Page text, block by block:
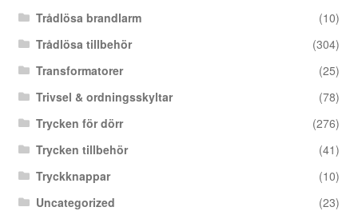
Trådlösa brandlarm
(10)
Trådlösa tillbehör
(304)
Transformatorer
(25)
Trivsel & ordningsskyltar
(78)
Trycken för dörr
(276)
Trycken tillbehör
(41)
Tryckknappar
(10)
Uncategorized
(23)